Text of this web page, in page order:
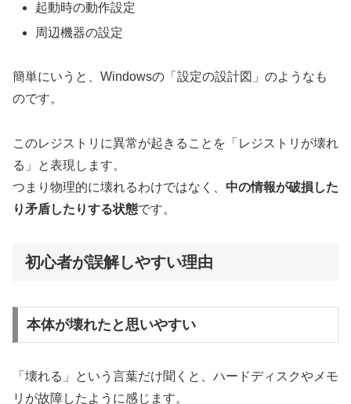
起動時の動作設定
周辺機器の設定
簡単にいうと、Windowsの「設定の設計図」のようなも
のです。
このレジストリに異常が起きることを「レジストリが壊れ
る」と表現します。
つまり物理的に壊れるわけではなく、 中の情報が破損した
り矛盾したりする状態です。
初心者が誤解しやすい理由
本体が壊れたと思いやすい
「壊れる」という言葉だけ聞くと、ハードディスクやメモ
リが故障したように感じます。